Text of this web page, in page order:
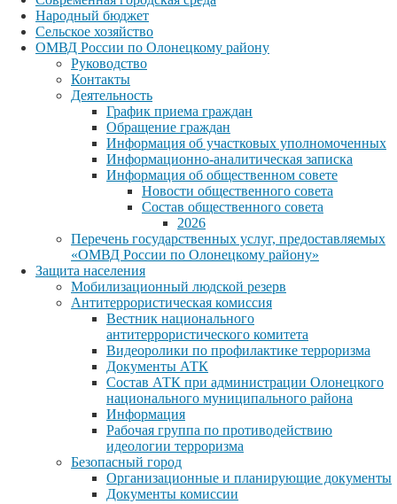
Народный бюджет
Сельское хозяйство
ОМВД России по Олонецкому району
Руководство
Контакты
Деятельность
График приема граждан
Обращение граждан
Информация об участковых уполномоченных
Информационно-аналитическая записка
Информация об общественном совете
Новости общественного совета
Состав общественного совета
2026
Перечень государственных услуг, предоставляемых
«ОМВД России по Олонецкому району»
Защита населения
Мобилизационный людской резерв
Антитеррористическая комиссия
Вестник национального
антитеррористического комитета
Видеоролики по профилактике терроризма
Документы АТК
Состав АТК при администрации Олонецкого
национального муниципального района
Информация
Рабочая группа по противодействию
идеологии терроризма
Безопасный город
Организационные и планирующие документы
Документы комиссии